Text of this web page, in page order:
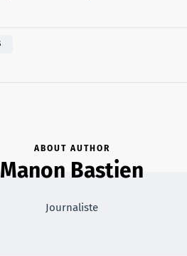
ABOUT AUTHOR
Manon Bastien
Journaliste